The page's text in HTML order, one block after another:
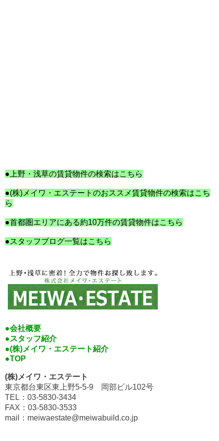
●上野・浅草の賃貸物件の検索はこちら
●(株)メイワ・エステートのおススメ賃貸物件の検索はこち
ら
●首都圏エリアにある約10万件の賃貸物件はこちら
●スタッフブログ一覧はこちら
●会社概要
●スタッフ紹介
●(株)メイワ・エステート紹介
●TOP
(株)メイワ・エステート
東京都台東区東上野5-5-9 岡部ビル102号
TEL：03-5830-3434
FAX：03-5830-3533
mail：meiwaestate@meiwabuild.co.jp